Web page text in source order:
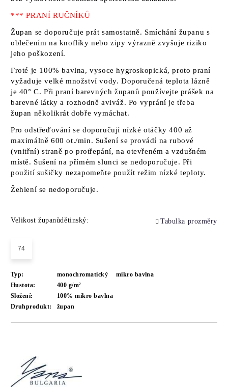
*** PRANÍ RUČNÍKŮ
Župan se doporučuje prát samostatně. Smíchání županu s
oblečením na knoflíky nebo zipy výrazně zvyšuje riziko
jeho poškození.
Froté je 100% bavlna, vysoce hygroskopická, proto praní
vyžaduje velké množství vody. Doporučená teplota lázně
je 40° C. Při praní barevných županů používejte prášek na
barevné látky a rozhodně aviváž. Po vyprání je třeba
župan několikrát dobře vymáchat.
Pro odstřeďování se doporučují nízké otáčky 400 až
maximálně 600 ot./min. Sušení se provádí na rubové
(vnitřní) straně po protřepání, na otevřeném a vzdušném
místě. Sušení na přímém slunci se nedoporučuje. Při
použití sušičky nezapomeňte použít režim nízké teploty.
Žehlení se nedoporučuje.
Velikost županůdětinský: Tabulka prozměry
74
Typ: monochromatický
mikro bavlna
Hustota:
400 g/m²
Složení:
100% mikro bavlna
Druhprodukt:
župan